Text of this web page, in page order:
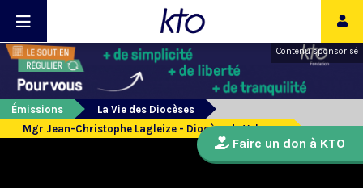
Contenu sponsorisé
Émissions
La Vie des Diocèses
Mgr Jean-Christophe Lagleize - Diocèse de Valence
Faire un don à KTO